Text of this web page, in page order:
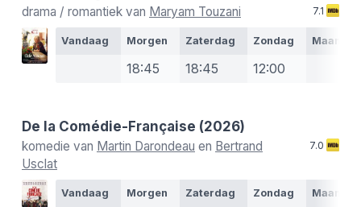
drama / romantiek van Maryam Touzani 7.1
Vandaag Morgen Zaterdag Zondag Maandag
18:45 18:45 12:00
De la Comédie-Française (2026)
komedie van Martin Darondeau en Bertrand
Usclat
7.0
Vandaag Morgen Zaterdag Zondag Maandag